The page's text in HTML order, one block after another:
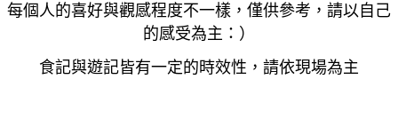
每個人的喜好與觀感程度不一樣，僅供參考，請以自己
的感受為主：）
食記與遊記皆有一定的時效性，請依現場為主